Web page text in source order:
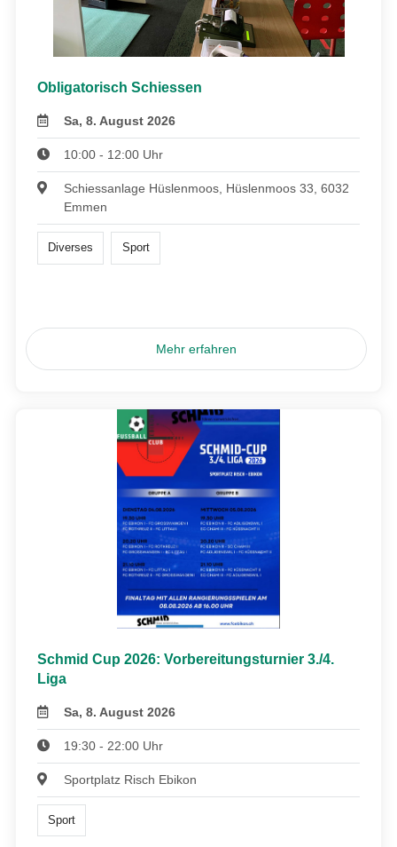
Obligatorisch Schiessen
Sa, 8. August 2026
10:00 - 12:00 Uhr
Schiessanlage Hüslenmoos, Hüslenmoos 33, 6032
Emmen
Diverses Sport
Mehr erfahren
Schmid Cup 2026: Vorbereitungsturnier 3./4.
Liga
Sa, 8. August 2026
19:30 - 22:00 Uhr
Sportplatz Risch Ebikon
Sport